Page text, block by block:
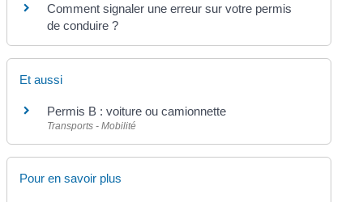
Comment signaler une erreur sur votre permis
de conduire ?
Et aussi
Permis B : voiture ou camionnette
Transports - Mobilité
Pour en savoir plus